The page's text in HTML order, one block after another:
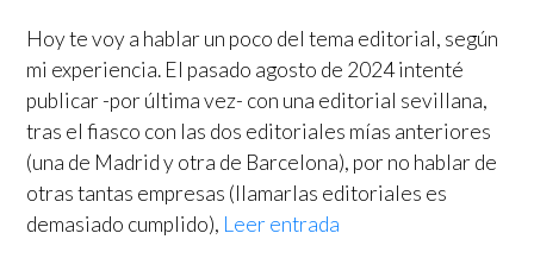
Hoy te voy a hablar un poco del tema editorial, según
mi experiencia. El pasado agosto de 2024 intenté
publicar -por última vez- con una editorial sevillana,
tras el fiasco con las dos editoriales mías anteriores
(una de Madrid y otra de Barcelona), por no hablar de
otras tantas empresas (llamarlas editoriales es
demasiado cumplido), Leer entrada